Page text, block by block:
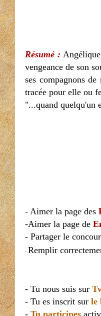
Résumé :
vengeance de son
ses compagnons
tracée pour elle ou
"...quand quelqu'un
- Aimer la page des
-Aimer la page de
- Partager le
- Remplir
- Tu nous suis sur
- Tu es inscrit sur le
- Tu participes